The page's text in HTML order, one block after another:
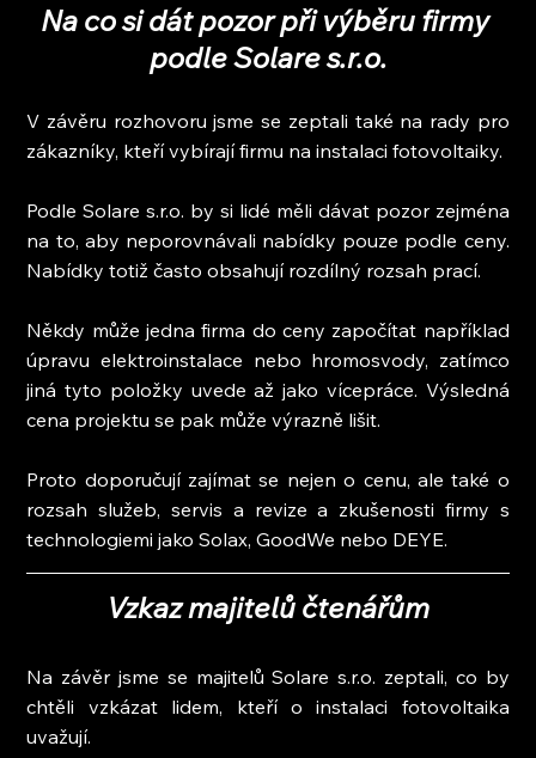
Na co si dát pozor při výběru firmy
podle Solare s.r.o.
V závěru rozhovoru jsme se zeptali také na rady pro
zákazníky, kteří vybírají firmu na instalaci fotovoltaiky.
Podle Solare s.r.o. by si lidé měli dávat pozor zejména
na to, aby neporovnávali nabídky pouze podle ceny.
Nabídky totiž často obsahují rozdílný rozsah prací.
Někdy může jedna firma do ceny započítat například
úpravu elektroinstalace nebo hromosvody, zatímco
jiná tyto položky uvede až jako vícepráce. Výsledná
cena projektu se pak může výrazně lišit.
Proto doporučují zajímat se nejen o cenu, ale také o
rozsah služeb, servis a revize a zkušenosti firmy s
technologiemi jako Solax, GoodWe nebo DEYE.
Vzkaz majitelů čtenářům
Na závěr jsme se majitelů Solare s.r.o. zeptali, co by
chtěli vzkázat lidem, kteří o instalaci fotovoltaika
uvažují.